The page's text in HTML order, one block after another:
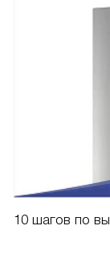
10 шагов по